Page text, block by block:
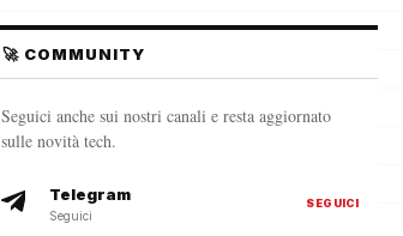
🚀 COMMUNITY
Seguici anche sui nostri canali e resta aggiornato
sulle novità tech.
Telegram
Seguici
SEGUICI